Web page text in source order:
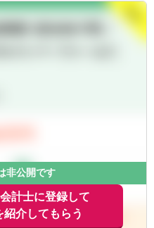
社のビジネス最前線に関わ
、新規事業の検討や事業構造
す。
会が豊富で、専門性とビジネ
スよく伸ばせます。
にIFRSを適用しており、
務経験を習得できる希少な学
す。
伴う対応）
示書類作成の取りまとめ
子会社支援、海外拠点支援
会社の体制構築やガバナンス
非公開です
計士に登録して
介してもらう